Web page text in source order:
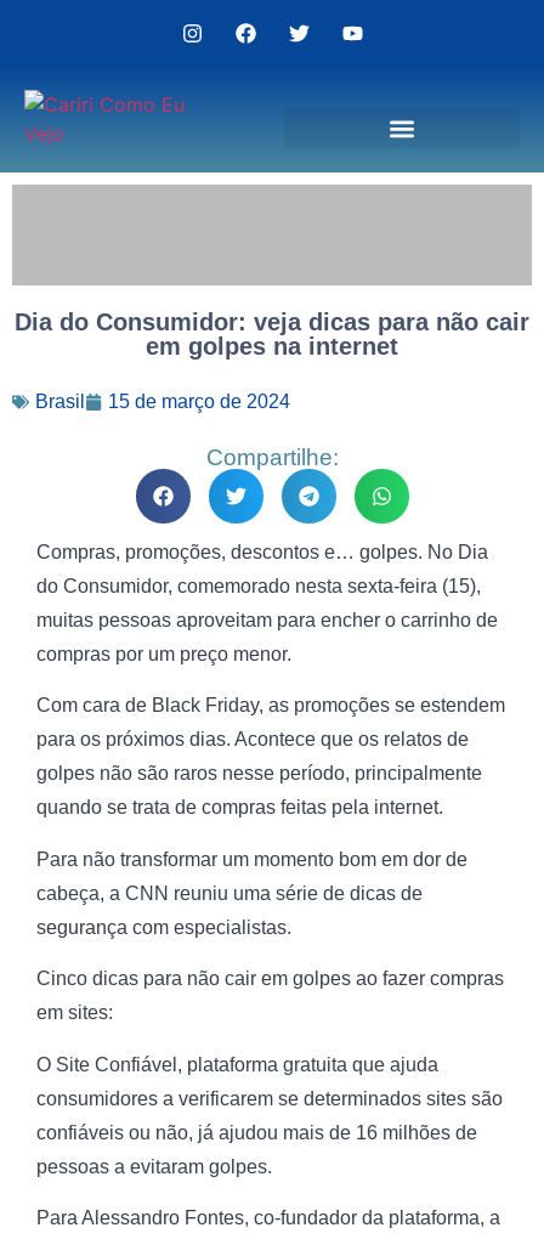
Dia do Consumidor: veja dicas para não cair
em golpes na internet
Brasil 15 de março de 2024
Compartilhe:
Compras, promoções, descontos e… golpes. No Dia
do Consumidor, comemorado nesta sexta-feira (15),
muitas pessoas aproveitam para encher o carrinho de
compras por um preço menor.
Com cara de Black Friday, as promoções se estendem
para os próximos dias. Acontece que os relatos de
golpes não são raros nesse período, principalmente
quando se trata de compras feitas pela internet.
Para não transformar um momento bom em dor de
cabeça, a CNN reuniu uma série de dicas de
segurança com especialistas.
Cinco dicas para não cair em golpes ao fazer compras
em sites:
O Site Confiável, plataforma gratuita que ajuda
consumidores a verificarem se determinados sites são
confiáveis ou não, já ajudou mais de 16 milhões de
pessoas a evitaram golpes.
Para Alessandro Fontes, co-fundador da plataforma, a